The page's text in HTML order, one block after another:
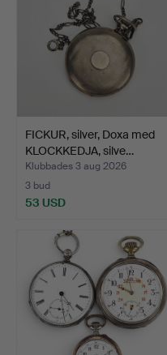
FICKUR, silver, Doxa med
KLOCKKEDJA, silve…
Klubbades 3 aug 2026
3 bud
53 USD